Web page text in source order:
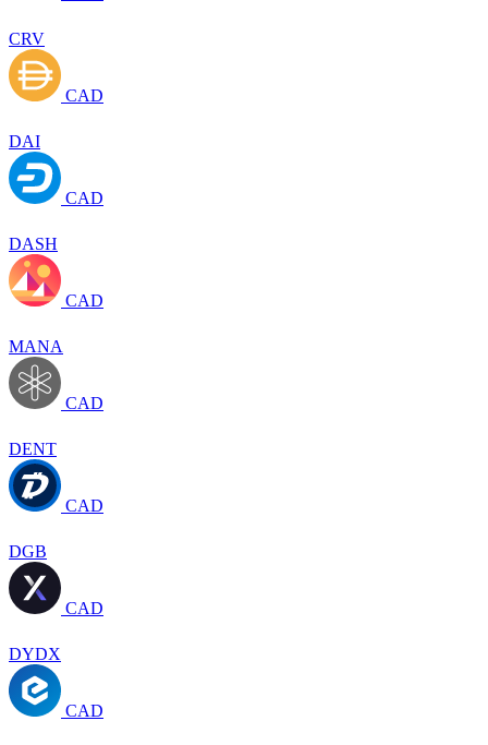
CRV
CAD
DAI
CAD
DASH
CAD
MANA
CAD
DENT
CAD
DGB
CAD
DYDX
CAD